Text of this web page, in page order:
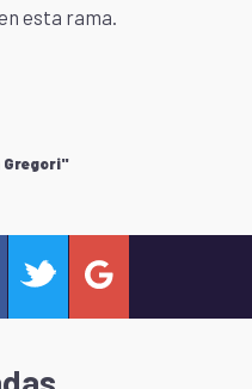
esta rama.
Gregori"